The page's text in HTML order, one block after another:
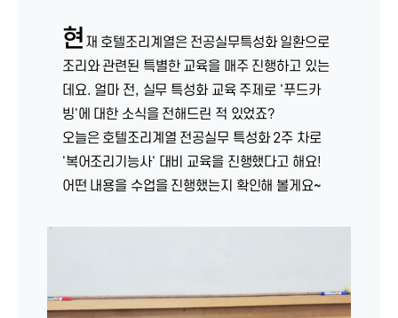
현 재 호텔조리계열은 전공실무특성화 일환으로
조리와 관련된 특별한 교육을 매주 진행하고 있는
데요. 얼마 전, 실무 특성화 교육 주제로 '푸드카
빙'에 대한 소식을 전해드린 적 있었죠?
오늘은 호텔조리계열 전공실무 특성화 2주 차로
'복어조리기능사' 대비 교육을 진행했다고 해요!
어떤 내용을 수업을 진행했는지 확인해 볼게요~